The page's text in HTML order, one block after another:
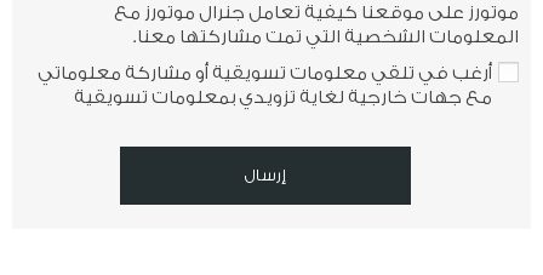
موتورز على موقعنا كيفية تعامل جنرال موتورز مع
المعلومات الشخصية التي تمت مشاركتها معنا.
أرغب في تلقي معلومات تسويقية أو مشاركة معلوماتي
مع جهات خارجية لغاية تزويدي بمعلومات تسويقية
إرسال